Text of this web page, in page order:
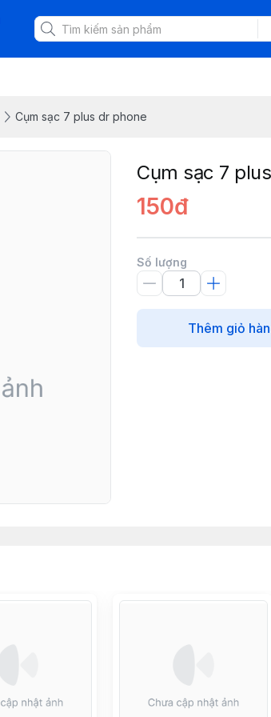
Cụm sạc 7 plus dr phone
Cụm sạc 7
150đ
Số lượng
Thêm giỏ